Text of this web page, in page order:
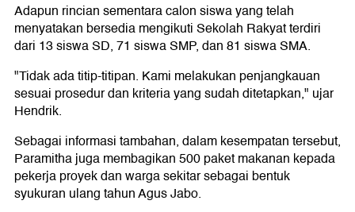
Adapun rincian sementara calon siswa yang telah
menyatakan bersedia mengikuti Sekolah Rakyat terdiri
dari 13 siswa SD, 71 siswa SMP, dan 81 siswa SMA.
"Tidak ada titip-titipan. Kami melakukan penjangkauan
sesuai prosedur dan kriteria yang sudah ditetapkan," ujar
Hendrik.
Sebagai informasi tambahan, dalam kesempatan tersebut,
Paramitha juga membagikan 500 paket makanan kepada
pekerja proyek dan warga sekitar sebagai bentuk
syukuran ulang tahun Agus Jabo.